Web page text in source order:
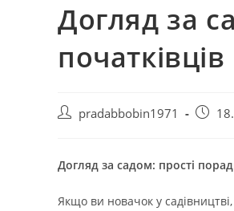
Догляд за
початківців
Авторpradabbobin1971
Запис
Догляд за садом: прості
Якщо ви новачок у